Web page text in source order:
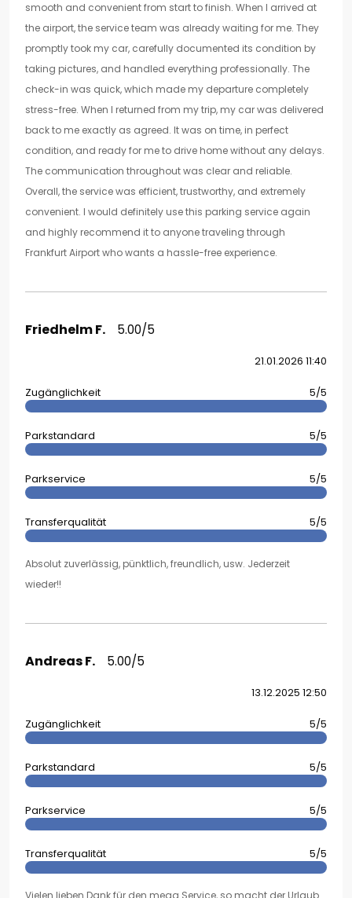
smooth and convenient from start to finish. When I arrived at
the airport, the service team was already waiting for me. They
promptly took my car, carefully documented its condition by
taking pictures, and handled everything professionally. The
check-in was quick, which made my departure completely
stress-free. When I returned from my trip, my car was delivered
back to me exactly as agreed. It was on time, in perfect
condition, and ready for me to drive home without any delays.
The communication throughout was clear and reliable.
Overall, the service was efficient, trustworthy, and extremely
convenient. I would definitely use this parking service again
and highly recommend it to anyone traveling through
Frankfurt Airport who wants a hassle-free experience.
Friedhelm F. 5.00/5
21.01.2026 11:40
Zugänglichkeit 5/5
Parkstandard 5/5
Parkservice 5/5
Transferqualität 5/5
Absolut zuverlässig, pünktlich, freundlich, usw. Jederzeit
wieder!!
Andreas F. 5.00/5
13.12.2025 12:50
Zugänglichkeit 5/5
Parkstandard 5/5
Parkservice 5/5
Transferqualität 5/5